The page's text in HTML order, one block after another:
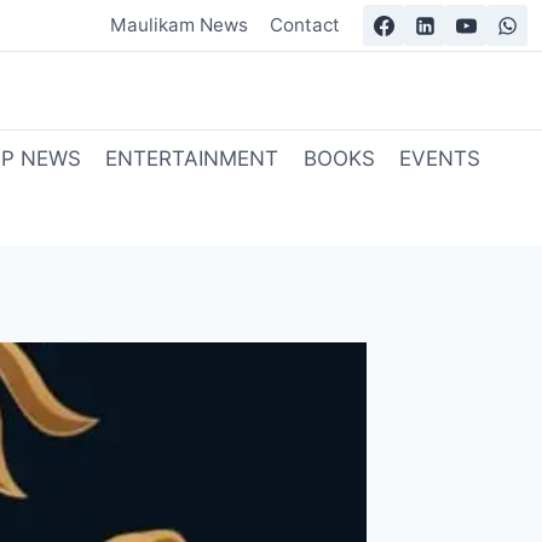
Maulikam News Contact
NEWS ENTERTAINMENT BOOKS EVENTS